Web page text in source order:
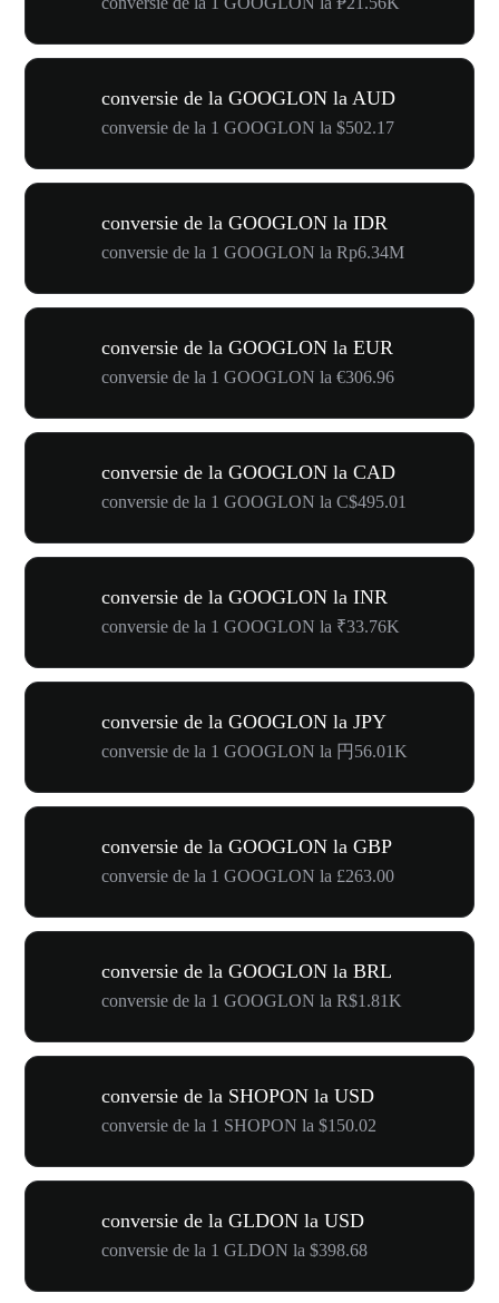
conversie de la GOOGLON la AUD
conversie de la 1 GOOGLON la $502.17
conversie de la GOOGLON la IDR
conversie de la 1 GOOGLON la Rp6.34M
conversie de la GOOGLON la EUR
conversie de la 1 GOOGLON la €306.96
conversie de la GOOGLON la CAD
conversie de la 1 GOOGLON la C$495.01
conversie de la GOOGLON la INR
conversie de la 1 GOOGLON la ₹33.76K
conversie de la GOOGLON la JPY
conversie de la 1 GOOGLON la 円56.01K
conversie de la GOOGLON la GBP
conversie de la 1 GOOGLON la £263.00
conversie de la GOOGLON la BRL
conversie de la 1 GOOGLON la R$1.81K
conversie de la SHOPON la USD
conversie de la 1 SHOPON la $150.02
conversie de la GLDON la USD
conversie de la 1 GLDON la $398.68